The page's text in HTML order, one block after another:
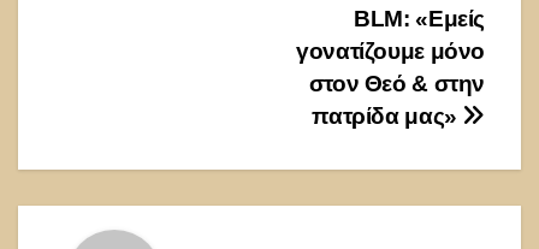
BLM: «Εμείς
γονατίζουμε μόνο
στον Θεό & στην
πατρίδα μας»